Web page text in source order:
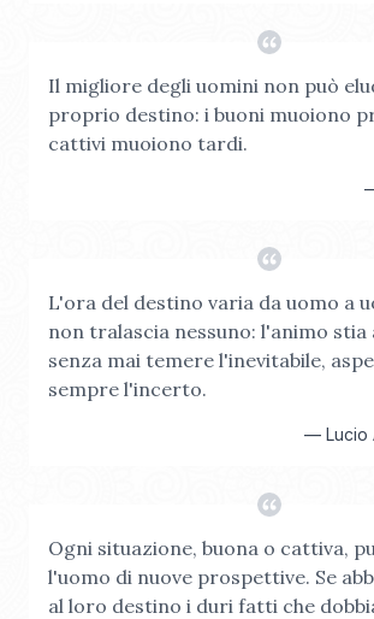
Il migliore degli uomini non può
proprio destino: i buoni muoiono
cattivi muoiono tardi.
L'ora del destino varia da uomo a
non tralascia nessuno: l'animo stia
senza mai temere l'inevitabile,
sempre l'incerto.
— Lucio
Ogni situazione, buona o cattiva,
l'uomo di nuove prospettive. Se
al loro destino i duri fatti che